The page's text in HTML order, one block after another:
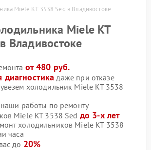
Miele KT 3538 Sed в Владивостоке
Miele KT
Владивостоке
от 480 руб.
диагностика даже при отказе
холодильник Miele KT 3538
наши работы по ремонту
Miele KT 3538 Sed до 3-х лет
холодильников Miele KT 3538
часа
до 20%